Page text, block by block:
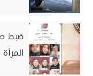
ضبط